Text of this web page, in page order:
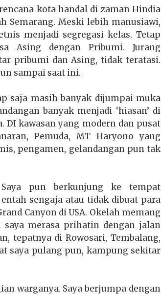
kota handal di zaman Hindia
Semarang. Meski lebih manusiawi,
menjadi segregasi kelas. Tetap
Asing dengan Pribumi. Jurang
pribumi dan Asing, tidak teratasi.
sampai saat ini.
saja masih banyak dijumpai muka
banyak menjadi ‘hiasan’ di
DI kawasan yang modern dan pusat
Pemuda, MT Haryono yang
pengamen, gelandangan pun tak
pun berkunjung ke tempat
sengaja atau tidak dibuat para
Canyon di USA. Okelah memang
merasa prihatin dengan jalan
tepatnya di Rowosari, Tembalang,
saya pulang pun, kampung sekitar
warganya. Saya berjumpa dengan